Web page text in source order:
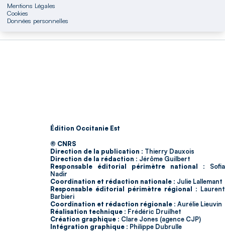
Mentions Légales
Cookies
Données personnelles
Édition Occitanie Est
© CNRS
Direction de la publication : Thierry Dauxois
Direction de la rédaction : Jérôme Guilbert
Responsable éditorial périmètre national : Sofia
Nadir
Coordination et rédaction nationale : Julie Lallemant
Responsable éditorial périmètre régional : Laurent
Barbieri
Coordination et rédaction régionale : Aurélie Lieuvin
Réalisation technique : Frédéric Druilhet
Création graphique : Clare Jones (agence CJP)
Intégration graphique : Philippe Dubrulle